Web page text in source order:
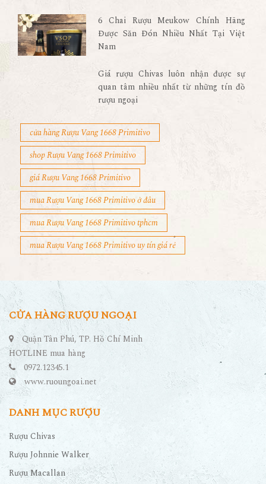
6 Chai Rượu Meukow Chính Hãng
Được Săn Đón Nhiều Nhất Tại Việt
Nam
Giá rượu Chivas luôn nhận được sự
quan tâm nhiều nhất từ những tín đồ
rượu ngoại
cửa hàng Rượu Vang 1668 Primitivo
shop Rượu Vang 1668 Primitivo
giá Rượu Vang 1668 Primitivo
mua Rượu Vang 1668 Primitivo ở đâu
mua Rượu Vang 1668 Primitivo tphcm
mua Rượu Vang 1668 Primitivo uy tín giá rẻ
CỬA HÀNG RƯỢU NGOẠI
Quận Tân Phú, TP. Hồ Chí Minh
HOTLINE mua hàng
0972.12345.1
www.ruoungoai.net
DANH MỤC RƯỢU
Rượu Chivas
Rượu Johnnie Walker
Rượu Macallan